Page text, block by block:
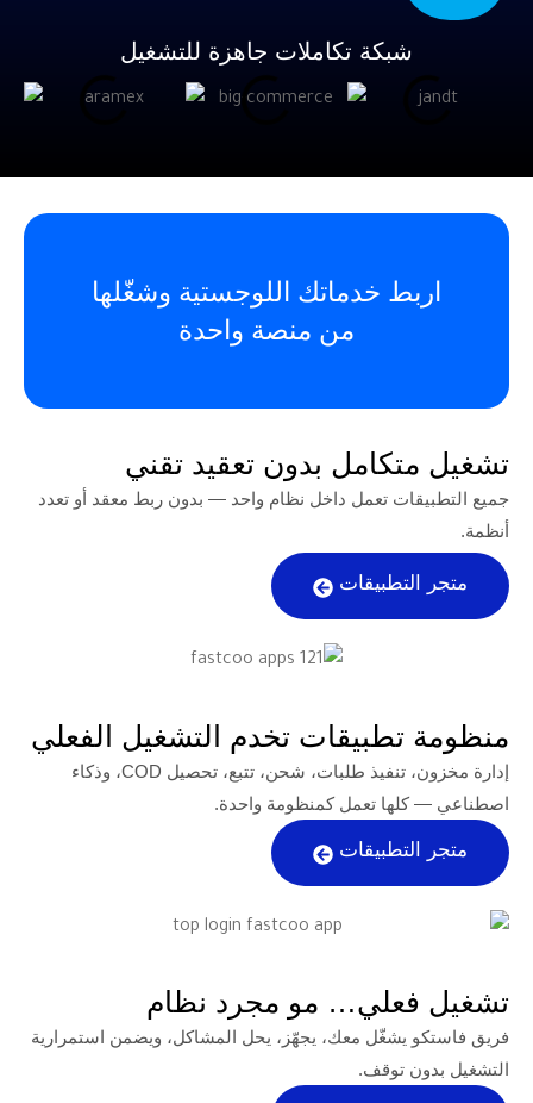
تكاملات جاهزة للتشغيل
خدماتك اللوجستية وشغّلها
من منصة واحدة
بدون تعقيد تقني
تعمل داخل نظام واحد — بدون ربط معقد أو تعدد
تخدم التشغيل الفعلي
إدارة مخزون، تنفيذ طلبات، شحن، تتبع، تحصيل COD، وذكاء
تعمل كمنظومة واحدة.
مو مجرد نظام
معك، يجهّز، يحل المشاكل، ويضمن استمرارية
توقف.